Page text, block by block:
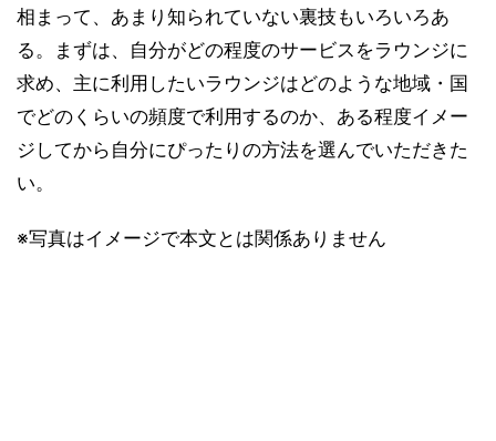
相まって、あまり知られていない裏技もいろいろあ
る。まずは、自分がどの程度のサービスをラウンジに
求め、主に利用したいラウンジはどのような地域・国
でどのくらいの頻度で利用するのか、ある程度イメー
ジしてから自分にぴったりの方法を選んでいただきた
い。
※写真はイメージで本文とは関係ありません